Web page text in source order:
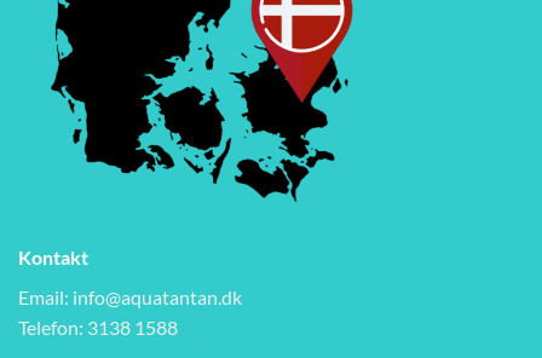
Kontakt
Email: info@aquatantan.dk
Telefon: 3138 1588